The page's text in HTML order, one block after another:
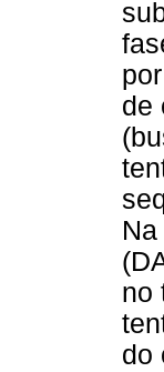
de
no
do